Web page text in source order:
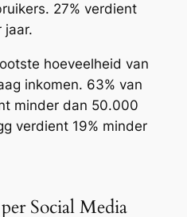
27% verdient
jaar.
hoeveelheid van
inkomen. 63% van
minder dan 50.000
verdient 19% minder
Social Media